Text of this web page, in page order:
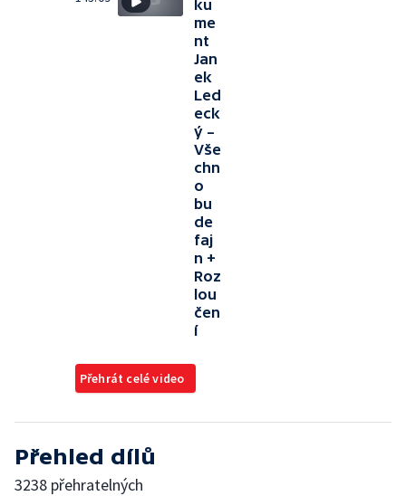
ku
me
nt
Jan
ek
Led
eck
ý –
Vše
chn
o
bu
de
faj
n +
Roz
lou
čen
í
Přehrát celé video
Přehled dílů
3238 přehratelných